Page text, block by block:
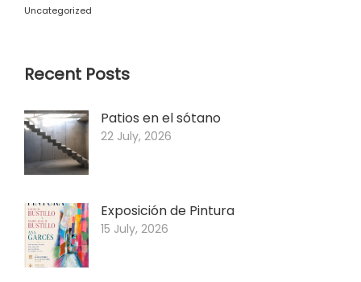
Uncategorized
Recent Posts
Patios en el sótano
22 July, 2026
Exposición de Pintura
15 July, 2026